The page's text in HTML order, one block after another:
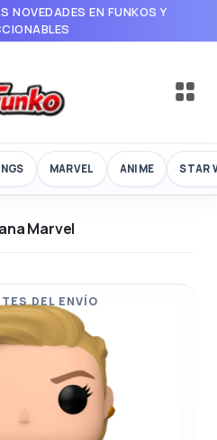
NOVEDADES EN FUNKOS Y
MARVEL ANIME STAR
Marvel